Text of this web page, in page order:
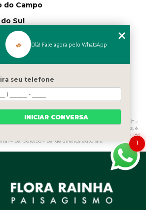
do Campo
do Sul
de Grama para Jardim Vila Marisa Mazzei" é
parcial ou total, mesmo citando nossos links, é
autor. Crime de violação de direito autoral – artigo 184
– Lei 9610/98 - Lei de direitos autorais. 1
Olá! Fale agora pelo WhatsApp
seu telefone
INICIAR CONVERSA